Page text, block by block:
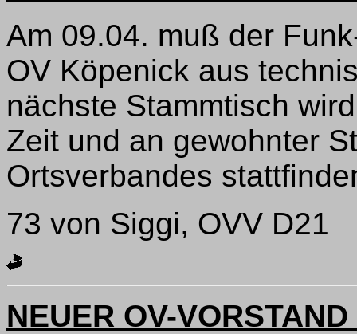
Am 09.04. muß der
OV Köpenick aus
nächste Stammtisch
Zeit und an gewohnter
Ortsverbandes
73 von Siggi, OVV D21
NEUER OV-